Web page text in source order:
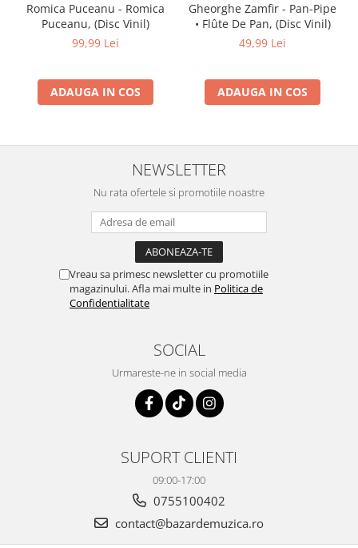
Romica Puceanu - Romica
Puceanu, (Disc Vinil)
99,99 Lei
ADAUGA IN COS
Gheorghe Zamfir - Pan-Pipe
• Flûte De Pan, (Disc Vinil)
49,99 Lei
ADAUGA IN COS
NEWSLETTER
Nu rata ofertele si promotiile noastre
Vreau sa primesc newsletter cu promotiile
magazinului. Afla mai multe in Politica de
Confidentialitate
SOCIAL
Urmareste-ne in social media
SUPORT CLIENTI
09:00-17:00
0755100402
contact@bazardemuzica.ro